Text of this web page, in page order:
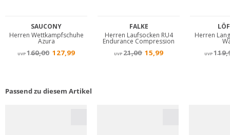
Passend zu diesem Artikel